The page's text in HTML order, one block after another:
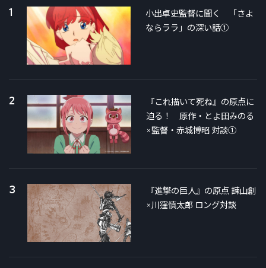
1
小出卓史監督に聞く 「さよ
ならララ」の深い話①
2
『これ描いて死ね』の原点に
迫る！ 原作・とよ田みのる
×監督・赤城博昭 対談①
3
『進撃の巨人』の原点 諫山創
×川窪慎太郎 ロング対談